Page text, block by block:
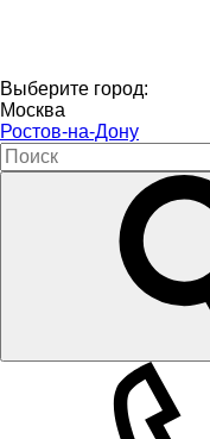
Выберите город:
Москва
Ростов-на-Дону